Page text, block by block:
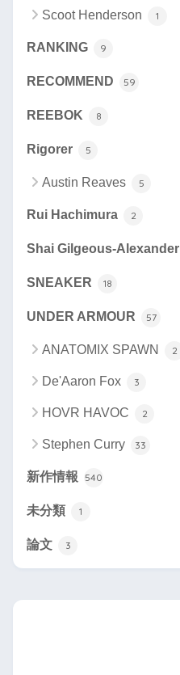
Scoot Henderson 1
RANKING 9
RECOMMEND 59
REEBOK 8
Rigorer 5
Austin Reaves 5
Rui Hachimura 2
Shai Gilgeous-Alexander
SNEAKER 18
UNDER ARMOUR 57
ANATOMIX SPAWN 2
De'Aaron Fox 3
HOVR HAVOC 2
Stephen Curry 33
新作情報 540
未分類 1
論文 3